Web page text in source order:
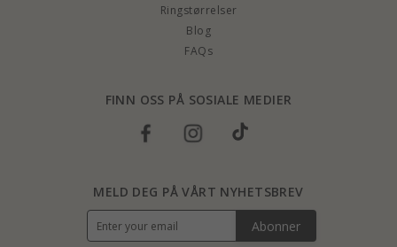
Ringstørrelser
Blog
FAQs
FINN OSS PÅ SOSIALE MEDIER
MELD DEG PÅ VÅRT NYHETSBREV
Abonner